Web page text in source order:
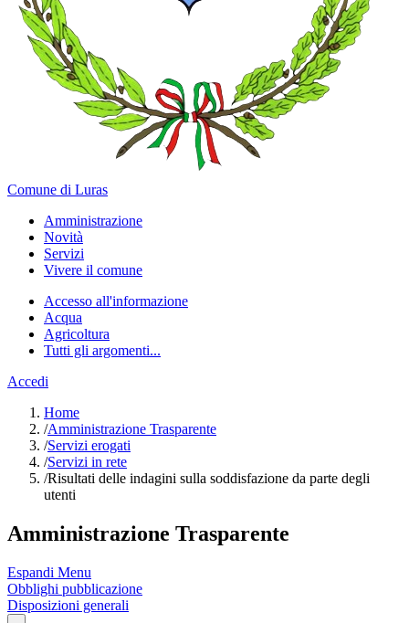
Comune di Luras
Amministrazione
Novità
Servizi
Vivere il comune
Accesso all'informazione
Acqua
Agricoltura
Tutti gli argomenti...
Accedi
Home
/Amministrazione Trasparente
/Servizi erogati
/Servizi in rete
/Risultati delle indagini sulla soddisfazione da parte degli
utenti
Amministrazione Trasparente
Espandi Menu
Obblighi pubblicazione
Disposizioni generali